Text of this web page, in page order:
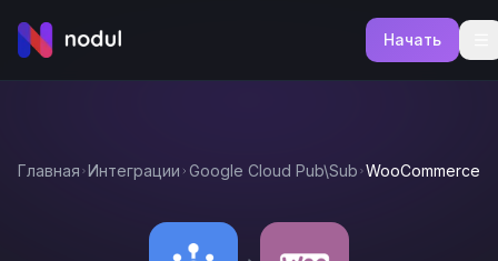
Начать
Главная Интеграции Google Cloud Pub\Sub WooCommerce